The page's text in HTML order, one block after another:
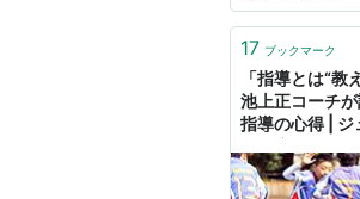
17 ブックマーク
「指導とは“教
池上正コーチ
指導の心得 | ジ